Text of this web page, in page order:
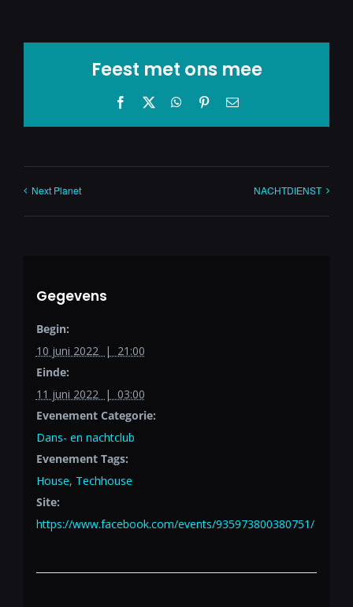
Feest met ons mee
Facebook WhatsApp
Pinterest
E-
Next Planet NACHTDIENST
Gegevens
Begin:
10 juni 2022 | 21:00
Einde:
11 juni 2022 | 03:00
Evenement Categorie:
Dans- en nachtclub
Evenement Tags:
House, Techhouse
Site:
https://www.facebook.com/events/935973800380751/